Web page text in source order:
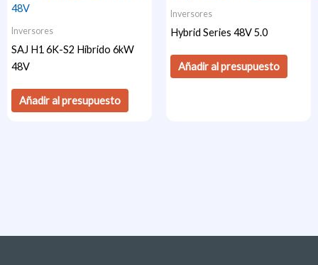
Inversores
SAJ H1 6K-S2 Híbrido 6kW
48V
Añadir al presupuesto
Inversores
Hybrid Series 48V 5.0
Añadir al presupuesto